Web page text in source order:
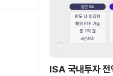
ISA 국내투자 전